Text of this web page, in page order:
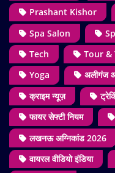
Prashant Kishor
Spa Salon
Tech
Tour &
Yoga
अलीगंज
क्राइम न्यूज़
फायर सेफ्टी नियम
लखनऊ अग्निकांड 2026
वायरल वीडियो इंडिया